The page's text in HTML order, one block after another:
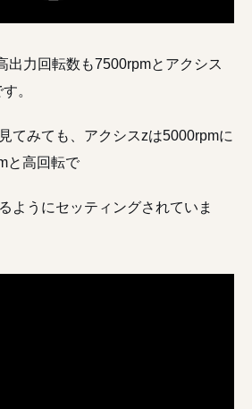
出力回転数も7500rpmとアクシス
。
てみても、アクシスzは5000rpmに
と高回転で
ようにセッティングされていま